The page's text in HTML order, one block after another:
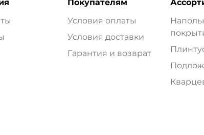
Покупателям
Условия оплаты
Условия доставки
Гарантия и возврат